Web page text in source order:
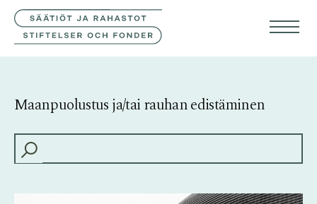
SVE
ENG
Maanpuolustus ja/tai rauhan edistäminen
HAKU: